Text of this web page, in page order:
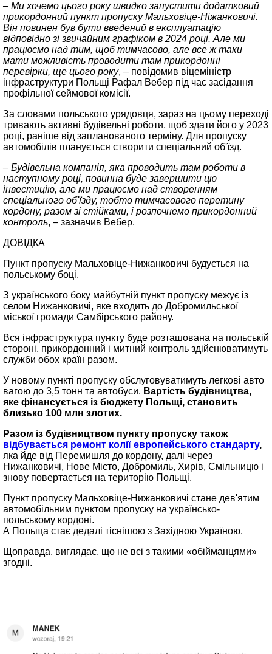
– Ми хочемо цього року швидко запустити додатковий
прикордонний пункт пропуску Мальховіце-Ніжанковичі.
Він повинен був бути введений в експлуатацію
відповідно зі звичайним графіком в 2024 році. Але ми
працюємо над тим, щоб тимчасово, але все ж таки
мати можливість проводити там прикордонні
перевірки, ще цього року, – повідомив віцеміністр
інфраструктури Польщі Рафал Вебер під час засідання
профільної сеймової комісії.
За словами польського урядовця, зараз на цьому переході
тривають активні будівельні роботи, щоб здати його у 2023
році, раніше від запланованого терміну. Для пропуску
автомобілів планується створити спеціальний об'їзд.
– Будівельна компанія, яка проводить там роботи в
наступному році, повинна буде завершити цю
інвестицію, але ми працюємо над створенням
спеціального об'їзду, тобто тимчасового перетину
кордону, разом зі стійками, і розпочнемо прикордонний
контроль, – зазначив Вебер.
ДОВІДКА
Пункт пропуску Мальховіце-Нижанковичі будується на
польському боці.
З українського боку майбутній пункт пропуску межує із
селом Нижанковичі, яке входить до Добромильської
міської громади Самбірського району.
Вся інфраструктура пункту буде розташована на польській
стороні, прикордонний і митний контроль здійснюватимуть
служби обох країн разом.
У новому пункті пропуску обслуговуватимуть легкові авто
вагою до 3,5 тонн та автобуси. Вартість будівництва,
яке фінансується із бюджету Польщі, становить
близько 100 млн злотих.
Разом із будівництвом пункту пропуску також
відбувається ремонт колії eвропейського стандарту,
яка йде від Перемишля до кордону, далі через
Нижанковичі, Нове Місто, Добромиль, Хирів, Смільницю і
знову повертається на територію Польщі.
Пункт пропуску Мальховіце-Нижанковичі стане дев'ятим
автомобільним пунктом пропуску на українсько-
польському кордоні.
А Польща стає дедалі тіснішою з Західною Україною.
Щоправда, виглядає, що не всі з такими «обійманцями»
згодні.